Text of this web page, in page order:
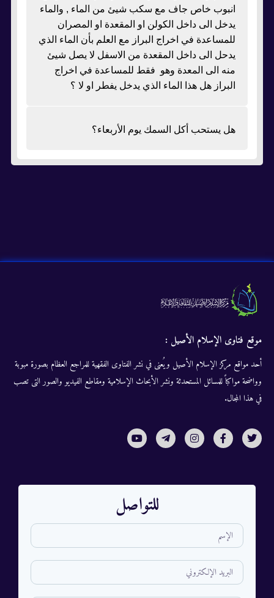
انبوب خاص جاف مع سكب شيئ من الماء , والماء
يدخل الى داخل الكولن او المقعدة او المصران
للمساعدة في اخراج البراز مع العلم بأن الماء الذي
يدحل الى داخل المقعدة من الاسفل لا يصل شيئ
منه الى المعدة وهو فقط للمساعدة في اخراج
البراز هل هذا الماء الذي يدخل يفطر او لا ؟
هل يستحب أكل السمك يوم الأربعاء؟
موقع فتاوى الإسلام الأصيل :
أحد مواقع مركز الإسلام الأصيل ويُعنى في نشر الفتاوى الفقهية للمراجع العظام بصورة مبوبة
وواضحة مواكباً للمسائل المستحدثة ونشر الأبحاث الإسلامية ومقاطع الفيديو والصور التى تصب
في هذا المجال.
للتواصل